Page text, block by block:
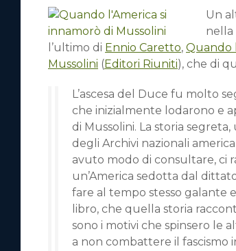
Un
nella
l’ultimo di Ennio Caretto, Quando
Mussolini (Editori Riuniti), che di
L’ascesa del Duce fu molto
che inizialmente lodarono e
di Mussolini. La storia
degli Archivi nazionali
avuto modo di consultare, ci
un’America sedotta dal
fare al tempo stesso galante
libro, che quella storia
sono i motivi che spinsero le
a non combattere il fascismo